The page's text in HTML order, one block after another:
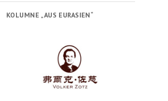
KOLUMNE „AUS EURASIEN“